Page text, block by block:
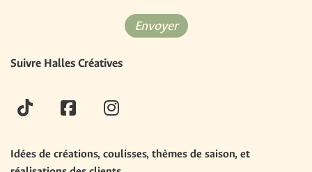
Envoyer
Suivre Halles Créatives
tiktokfacebookinstagram
Idées de créations, coulisses, thèmes de saison, et